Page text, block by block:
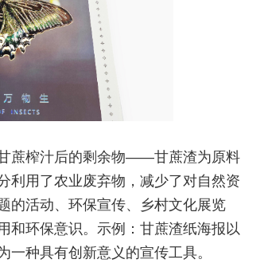
蔗榨汁后的剩余物——甘蔗渣为原料
利用了农业废弃物，减少了对自然资
的活动、环保宣传、乡村文化展览
和环保意识。示例：甘蔗渣纸海报以
种具有创新意义的宣传工具。